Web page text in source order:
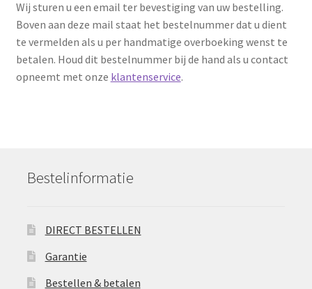
Wij sturen u een email ter bevestiging van uw bestelling.
Boven aan deze mail staat het bestelnummer dat u dient
te vermelden als u per handmatige overboeking wenst te
betalen. Houd dit bestelnummer bij de hand als u contact
opneemt met onze klantenservice.
Bestelinformatie
DIRECT BESTELLEN
Garantie
Bestellen & betalen